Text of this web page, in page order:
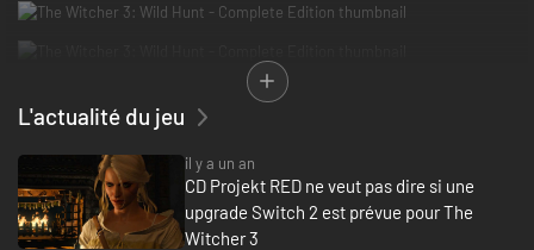
L'actualité du jeu
il y a un an
CD Projekt RED ne veut pas dire si une
upgrade Switch 2 est prévue pour The
Witcher 3